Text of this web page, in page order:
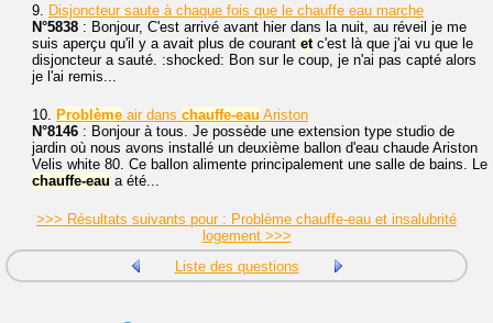
9. Disjoncteur saute à chaque fois que le chauffe eau marche
N°5838 : Bonjour, C'est arrivé avant hier dans la nuit, au réveil je me
suis aperçu qu'il y a avait plus de courant et c'est là que j'ai vu que le
disjoncteur a sauté. :shocked: Bon sur le coup, je n'ai pas capté alors
je l'ai remis...
10. Problème air dans chauffe-eau Ariston
N°8146 : Bonjour à tous. Je possède une extension type studio de
jardin où nous avons installé un deuxième ballon d'eau chaude Ariston
Velis white 80. Ce ballon alimente principalement une salle de bains. Le
chauffe-eau a été...
>>> Résultats suivants pour : Problème chauffe-eau et insalubrité
logement >>>
Liste des questions